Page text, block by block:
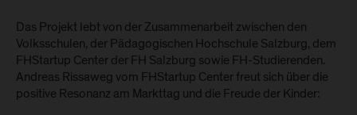
Das Projekt lebt von der Zusammenarbeit zwischen den
Volksschulen, der Pädagogischen Hochschule Salzburg, dem
FHStartup Center der FH Salzburg sowie FH-Studierenden.
Andreas Rissaweg vom FHStartup Center freut sich über die
positive Resonanz am Markttag und die Freude der Kinder: